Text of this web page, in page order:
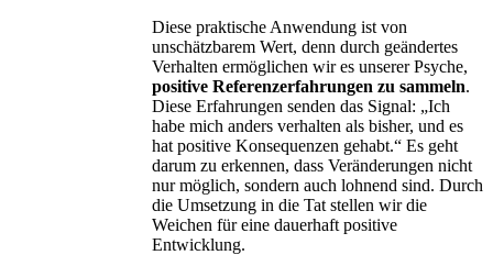
Diese praktische Anwendung ist von
unschätzbarem Wert, denn durch geändertes
Verhalten ermöglichen wir es unserer Psyche,
positive Referenzerfahrungen zu sammeln.
Diese Erfahrungen senden das Signal: „Ich
habe mich anders verhalten als bisher, und es
hat positive Konsequenzen gehabt.“ Es geht
darum zu erkennen, dass Veränderungen nicht
nur möglich, sondern auch lohnend sind. Durch
die Umsetzung in die Tat stellen wir die
Weichen für eine dauerhaft positive
Entwicklung.